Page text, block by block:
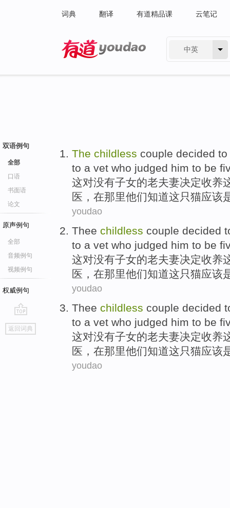
词典 翻译 有道精品课 云笔记
中英
双语例句
全部
口语
书面语
论文
原声例句
全部
音频例句
视频例句
权威例句
go
top
返回词典
The childless couple decided to
to a vet who judged him to be
这对没有子女的老夫妻决定收养
医 ，在那里他们知道这只猫应该
youdao
Thee childless couple decided
to a vet who judged him to be
这对没有子女的老夫妻决定收养
医 ，在那里他们知道这只猫应该
youdao
Thee childless couple decided
to a vet who judged him to be
这对没有子女的老夫妻决定收养
医 ，在那里他们知道这只猫应该
youdao